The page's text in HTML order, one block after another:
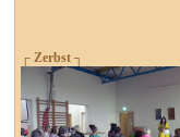
┌ Zerbst ┐